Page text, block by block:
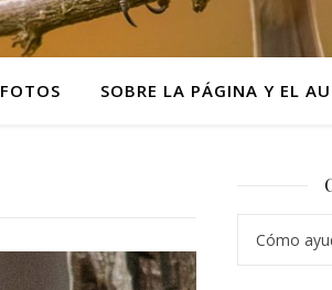
FOTOS SOBRE LA PÁGINA Y EL